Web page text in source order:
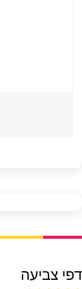
דפי צביעה